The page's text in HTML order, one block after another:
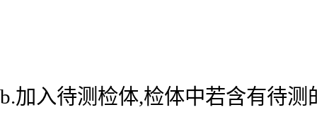
b.加入待测检体,检体中若含有待